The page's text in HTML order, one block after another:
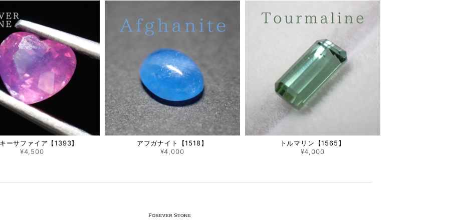
ーサファイア【1393】
¥4,500
アフガナイト【1518】
¥4,000
トルマリン【1565】
¥4,000